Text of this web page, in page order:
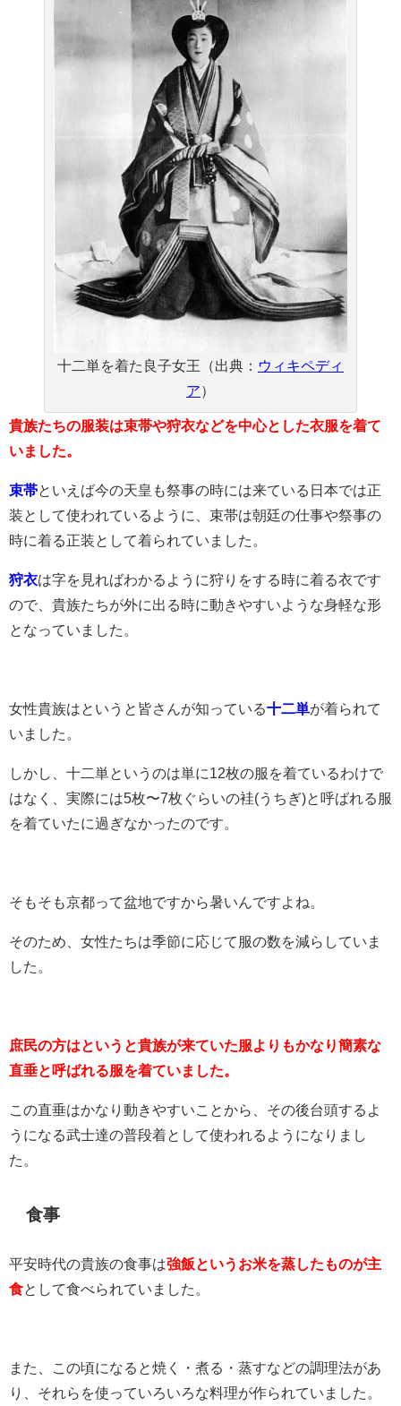
十二単を着た良子女王（出典： ウィキペディ
ア）
貴族たちの服装は束帯や狩衣などを中心とした衣服を着て
いました。
束帯といえば今の天皇も祭事の時には来ている日本では正
装として使われているように、束帯は朝廷の仕事や祭事の
時に着る正装として着られていました。
狩衣は字を見ればわかるように狩りをする時に着る衣です
ので、貴族たちが外に出る時に動きやすいような身軽な形
となっていました。
女性貴族はというと皆さんが知っている十二単が着られて
いました。
しかし、十二単というのは単に12枚の服を着ているわけで
はなく、実際には5枚〜7枚ぐらいの袿(うちぎ)と呼ばれる服
を着ていたに過ぎなかったのです。
そもそも京都って盆地ですから暑いんですよね。
そのため、女性たちは季節に応じて服の数を減らしていま
した。
庶民の方はというと貴族が来ていた服よりもかなり簡素な
直垂と呼ばれる服を着ていました。
この直垂はかなり動きやすいことから、その後台頭するよ
うになる武士達の普段着として使われるようになりまし
た。
食事
平安時代の貴族の食事は強飯というお米を蒸したものが主
食として食べられていました。
また、この頃になると焼く・煮る・蒸すなどの調理法があ
り、それらを使っていろいろな料理が作られていました。